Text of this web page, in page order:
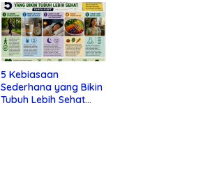
Depresi
5 Kebiasaan
Sederhana yang Bikin
Tubuh Lebih Sehat